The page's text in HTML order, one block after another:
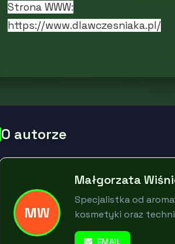
Strona WWW:
https://www.dlawczesniaka.pl/
O autorze
MW
Małgorzata
Specjalistka od
kosmetyki oraz
EMAIL